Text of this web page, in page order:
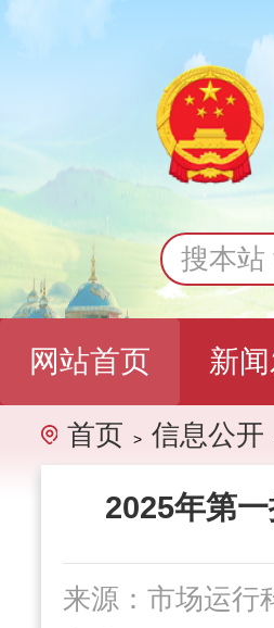
搜本站
网站首页 新
互动交流 专
首页 > 信息公开
2025年第
来源：市场运行